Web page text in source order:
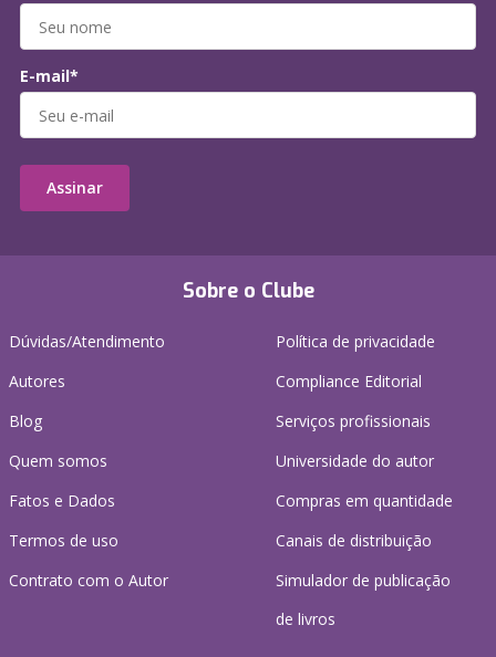
Sobre o Clube
Dúvidas/Atendimento
Autores
Blog
Quem somos
Fatos e Dados
Termos de uso
Contrato com o Autor
Política de privacidade
Compliance Editorial
Serviços profissionais
Universidade do autor
Compras em quantidade
Canais de distribuição
Simulador de publicação
de livros
E-mail*
Assinar